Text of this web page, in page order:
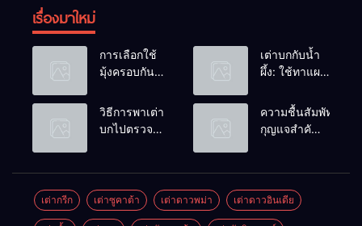
เรื่องมาใหม่
การเลือกใช้
มุ้งครอบกัน
วางไข่ในคอก
เต่า
เต่าบกกับน้ำ
ผึ้ง: ใช้ทาแผล
ดื่มได้ไหม?
วิธีการพาเต่า
บกไปตรวจ
ความชื้นสัมพัทธ์:
กุญแจสำคัญ
เต่ากรีก เต่าซูคาต้า เต่าดาวพม่า เต่าดาวอินเดีย